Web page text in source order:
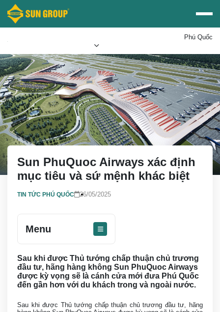
Phú Quốc
Mua vé Sun PhuQuoc
Airways
Ưu đãi Sun World
Sun PhuQuoc Airways xác định
mục tiêu và sứ mệnh khác biệt
TIN TỨC PHÚ QUỐC 26/05/2025
Menu
Sau khi được Thủ tướng chấp thuận chủ trương
đầu tư, hãng hàng không Sun PhuQuoc Airways
được kỳ vọng sẽ là cánh cửa mới đưa Phú Quốc
đến gần hơn với du khách trong và ngoài nước.
Sau khi được Thủ tướng chấp thuận chủ trương đầu tư, hãng